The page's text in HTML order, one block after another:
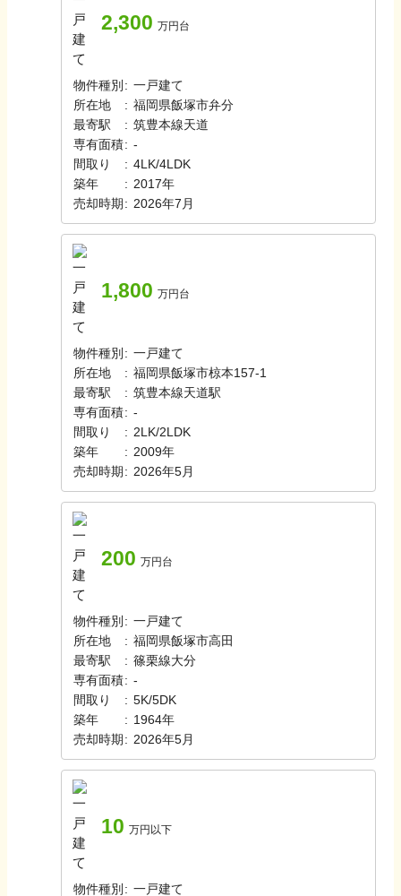
2,300 万円台
物件種別 : 一戸建て
所在地
: 福岡県飯塚市弁分
最寄駅
: 筑豊本線天道
専有面積: -
間取り
: 4LK/4LDK
築年
: 2017年
売却時期 : 2026年7月
1,800 万円台
物件種別 : 一戸建て
所在地
: 福岡県飯塚市椋本157-1
最寄駅
: 筑豊本線天道駅
専有面積: -
間取り
: 2LK/2LDK
築年
: 2009年
売却時期 : 2026年5月
200 万円台
物件種別 : 一戸建て
所在地
: 福岡県飯塚市高田
最寄駅
: 篠栗線大分
専有面積: -
間取り
: 5K/5DK
築年
: 1964年
売却時期 : 2026年5月
10 万円以下
物件種別 : 一戸建て